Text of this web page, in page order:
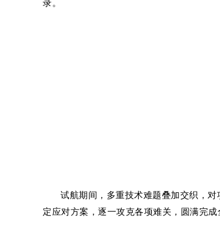
试航期间，多重技术难题叠加交织，
定应对方案，逐一攻克各项难关，圆满完成